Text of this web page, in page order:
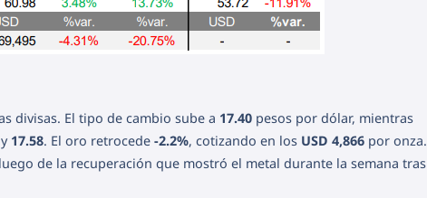
divisas. El tipo de cambio sube a 17.40 pesos por dólar, mientras
y 17.58. El oro retrocede -2.2%, cotizando en los USD 4,866 por onza.
de la recuperación que mostró el metal durante la semana tras